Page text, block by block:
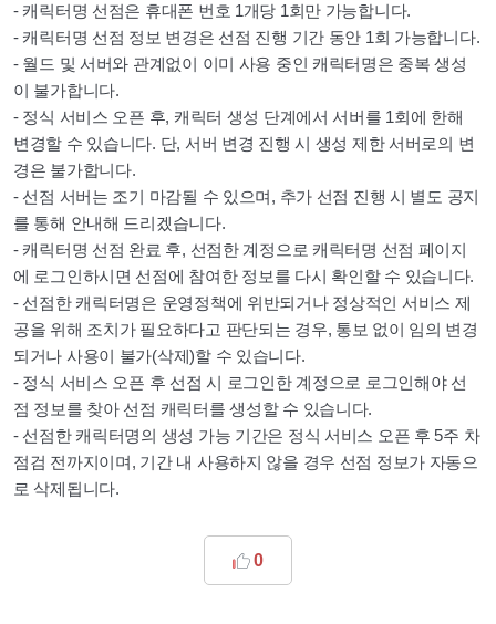
- 캐릭터명 선점은 휴대폰 번호 1개당 1회만 가능합니다.
- 캐릭터명 선점 정보 변경은 선점 진행 기간 동안 1회 가능합니다.
- 월드 및 서버와 관계없이 이미 사용 중인 캐릭터명은 중복 생성
이 불가합니다.
- 정식 서비스 오픈 후, 캐릭터 생성 단계에서 서버를 1회에 한해
변경할 수 있습니다. 단, 서버 변경 진행 시 생성 제한 서버로의 변
경은 불가합니다.
- 선점 서버는 조기 마감될 수 있으며, 추가 선점 진행 시 별도 공지
를 통해 안내해 드리겠습니다.
- 캐릭터명 선점 완료 후, 선점한 계정으로 캐릭터명 선점 페이지
에 로그인하시면 선점에 참여한 정보를 다시 확인할 수 있습니다.
- 선점한 캐릭터명은 운영정책에 위반되거나 정상적인 서비스 제
공을 위해 조치가 필요하다고 판단되는 경우, 통보 없이 임의 변경
되거나 사용이 불가(삭제)할 수 있습니다.
- 정식 서비스 오픈 후 선점 시 로그인한 계정으로 로그인해야 선
점 정보를 찾아 선점 캐릭터를 생성할 수 있습니다.
- 선점한 캐릭터명의 생성 가능 기간은 정식 서비스 오픈 후 5주 차
점검 전까지이며, 기간 내 사용하지 않을 경우 선점 정보가 자동으
로 삭제됩니다.
0